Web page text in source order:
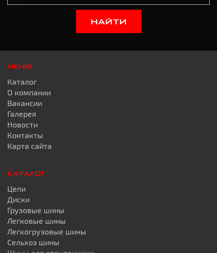
НАЙТИ
МЕНЮ
Каталог
О компании
Вакансии
Галерея
Новости
Контакты
Карта сайта
КАТАЛОГ
Цепи
Диски
Грузовые шины
Легковые шины
Легкогрузовые шины
Сельхоз шины